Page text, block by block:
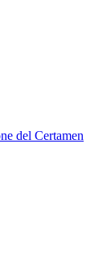
del Certamen